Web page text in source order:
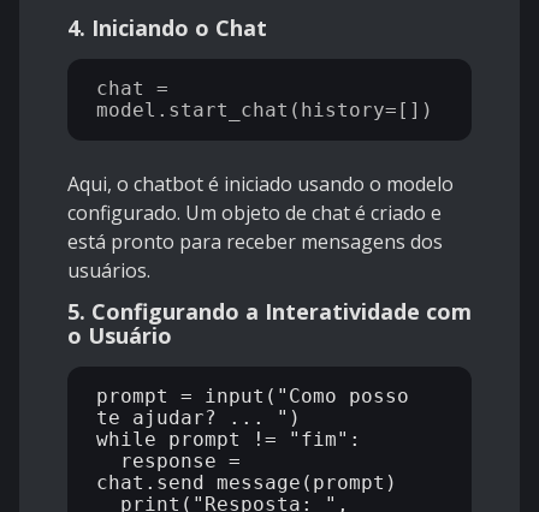
4. Iniciando o Chat
chat =
Aqui, o chatbot é iniciado usando o modelo
configurado. Um objeto de chat é criado e
está pronto para receber mensagens dos
usuários.
5. Configurando a Interatividade com
o Usuário
prompt = input("Como posso
te ajudar? ... ")
while prompt != "fim":
chat.send_message(prompt)